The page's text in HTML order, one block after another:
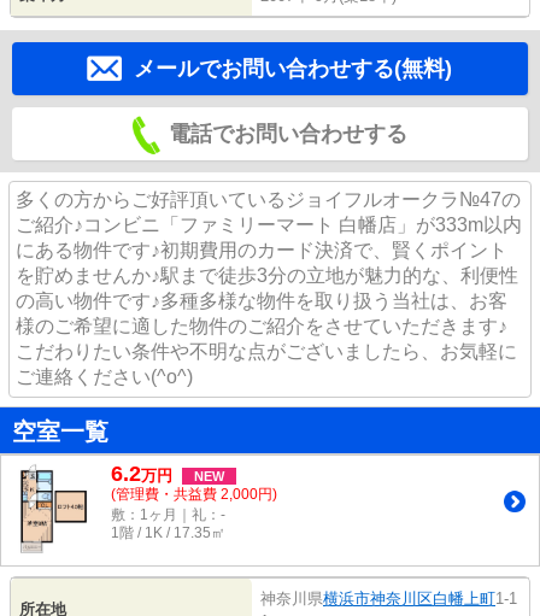
メールでお問い合わせする(無料)
電話でお問い合わせする
多くの方からご好評頂いているジョイフルオークラ№47の
ご紹介♪コンビニ「ファミリーマート 白幡店」が333m以内
にある物件です♪初期費用のカード決済で、賢くポイント
を貯めませんか♪駅まで徒歩3分の立地が魅力的な、利便性
の高い物件です♪多種多様な物件を取り扱う当社は、お客
様のご希望に適した物件のご紹介をさせていただきます♪
こだわりたい条件や不明な点がございましたら、お気軽に
ご連絡ください(^o^)
空室一覧
6.2万円 NEW
(管理費・共益費 2,000円)
敷：1ヶ月｜礼：-
1階 / 1K / 17.35㎡
所在地
神奈川県横浜市神奈川区白幡上町1-1